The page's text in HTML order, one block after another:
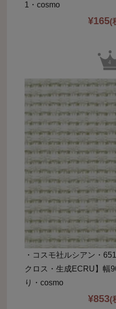
1・cosmo
¥165(
・コスモ社ルシアン・
クロス・生成ECRU】幅
り・cosmo
¥853(